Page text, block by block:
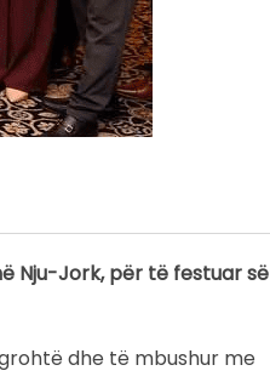
Nju-Jork, për të festuar së
dhe të mbushur me